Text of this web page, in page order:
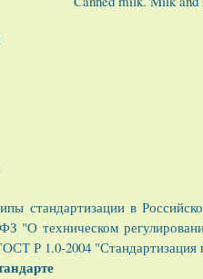
стандартизации в
"О техническом
Р 1.0-2004